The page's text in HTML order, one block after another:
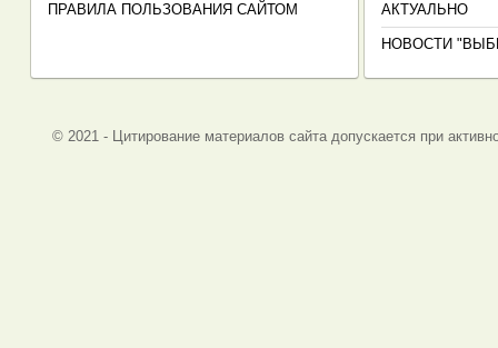
ПРАВИЛА ПОЛЬЗОВАНИЯ САЙТОМ АКТУАЛЬНО
НОВОСТИ
© 2021 - Цитирование материалов сайта допускается при